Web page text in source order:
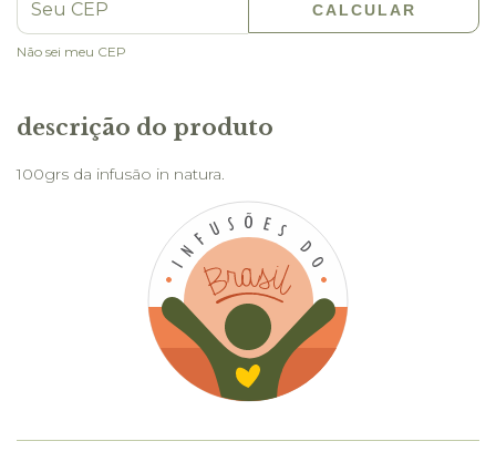
CALCULAR
Não sei meu CEP
descrição do produto
100grs da infusão in natura.